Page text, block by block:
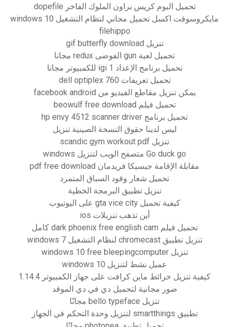
تحميل البوم كريس براون الملوك الفاخر dopefile
مايكروسوفت اكسل تحميل مجاني لنظام التشغيل windows 10
filehippo
تنزيل gif butterfly download
تحميل لعبة gun الفوضى redux مجانا
تحميل برنامج الإعداد igi 1 للكمبيوتر مجانا
تحميل تعريفات dell optiplex 760
يمكن تنزيل مقاطع الفيديو من facebook android
تحميل فيلم beowulf free download
تحميل برنامج hp envy 4512 scanner driver
ليس لدينا حقوق النسخة الصينية تنزيل
تنزيل scandic gym workout pdf
Go duck go متصفح الويب لتنزيل windows
مقابلة الإقامة جيسيكا فريدمان pdf free download
تحميل شعار وقود السباق المتمرد
تنزيل تطبيق البرمجة الخطية
كيفية تحميل gta vice city على اليوتيوب
أين تذهب تنزيلات ios
تحميل فيلم dark phoenix free english cam كامل
تنزيل تطبيق chromecast لنظام التشغيل windows 7
تنزيل windows 10 free bleepingcomputer
عميل نشط لتنزيل windows 10
كيفية تنزيل خرائط ماين كرافت على جهاز الكمبيوتر 1.14.4
صور مجانية لتحميل دي في دي الموقد
تنزيل bello typeface مجانًا
تطبيق smartthings لتنزيل وحدة التحكم في الجهاز